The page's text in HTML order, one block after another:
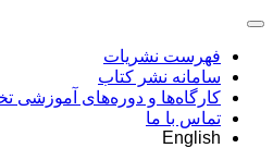
فهرست نشریات
سامانه نشر کتاب
کارگاه‌ها و دوره‌های آموزشی
تماس با ما
English